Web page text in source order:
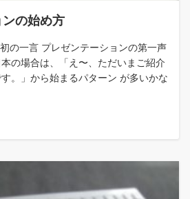
の始め方
の一言 プレゼンテーションの第一声
の場合は、「え〜、ただいまご紹介
。」から始まるパターン が多いかな